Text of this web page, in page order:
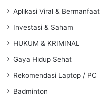
Aplikasi Viral & Bermanfaat
Investasi & Saham
HUKUM & KRIMINAL
Gaya Hidup Sehat
Rekomendasi Laptop / PC
Badminton